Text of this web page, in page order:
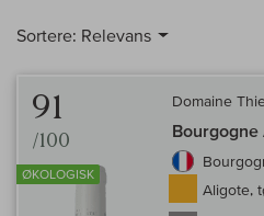
Sortere: Relevans
91
/100
ØKOLOGISK
Domaine
Aligote,